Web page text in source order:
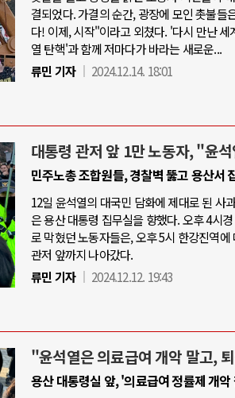
결되었다. 가결의 순간, 광장에 모인 촛불들
다! 이제, 시작"이라고 외쳤다. '다시 만난
열 탄핵'과 함께 저마다가 바라는 새로운...
류민 기자
2024.12.14. 18:01
대통령 관저 앞 1만 노동자, "윤
민주노총 조합원들, 경찰벽 뚫고 용산서
12일 윤석열의 대국민 담화에 제대로 된 사
은 용산 대통령 집무실을 향했다. 오후 4시
로 막혔던 노동자들은, 오후 5시 한강진역
관저 앞까지 나아갔다.
류민 기자
2024.12.12. 19:43
"윤석열은 의료급여 개악 말고,
용산 대통령실 앞, '의료급여 정률제 개